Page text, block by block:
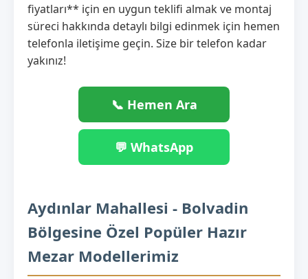
fiyatları** için en uygun teklifi almak ve montaj
süreci hakkında detaylı bilgi edinmek için hemen
telefonla iletişime geçin. Size bir telefon kadar
yakınız!
📞 Hemen Ara
💬 WhatsApp
Aydınlar Mahallesi - Bolvadin
Bölgesine Özel Popüler Hazır
Mezar Modellerimiz